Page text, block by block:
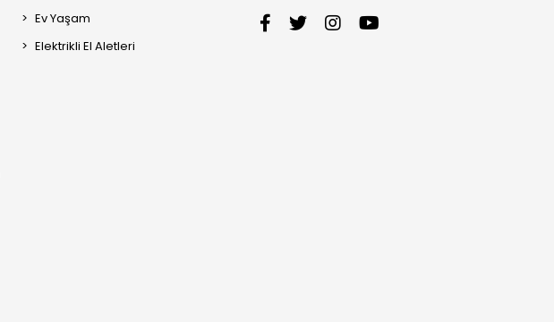
Ev Yaşam
Elektrikli El Aletleri